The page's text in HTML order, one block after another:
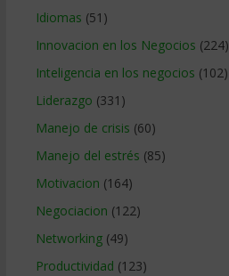
Idiomas (51)
Innovacion en los Negocios (224)
Inteligencia en los negocios (102)
Liderazgo (331)
Manejo de crisis (60)
Manejo del estrés (85)
Motivacion (164)
Negociacion (122)
Networking(49)
Productividad (123)